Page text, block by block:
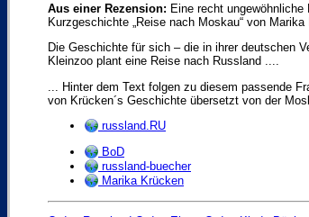
Aus einer Rezension: Eine recht
Kurzgeschichte „Reise nach Moskau“ von
Die Geschichte für sich – die in ihrer deutschen
Kleinzoo plant eine Reise nach Russland ....
... Hinter dem Text folgen zu diesem passende
von Krücken´s Geschichte übersetzt von der
russland.RU
BoD
russland-buecher
Marika Krücken